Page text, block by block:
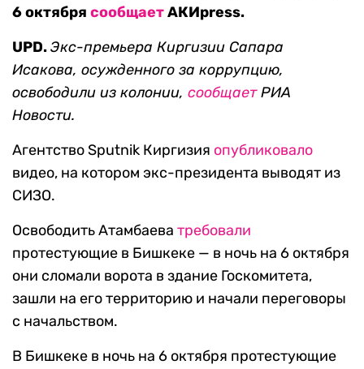
6 октября сообщаетАКИpress.
UPD.Экс-премьера Киргизии Сапара
Исакова, осужденного за коррупцию,
освободили из колонии, сообщаетРИА
Новости.
Агентство Sputnik Киргизия опубликовало
видео, на котором экс-президента выводят из
СИЗО.
Освободить Атамбаева требовали
протестующие в Бишкеке — в ночь на 6 октября
они сломали ворота в здание Госкомитета,
зашли на его территорию и начали переговоры
с начальством.
В Бишкеке в ночь на 6 октября протестующие